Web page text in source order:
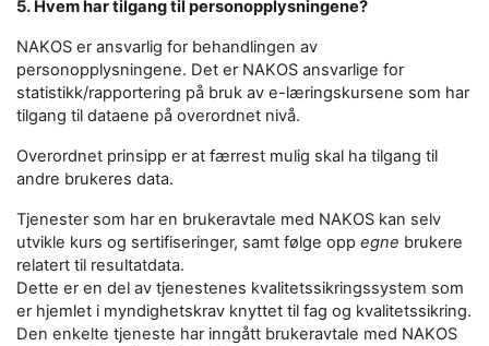
5. Hvem har tilgang til personopplysningene?
NAKOS er ansvarlig for behandlingen av
personopplysningene. Det er NAKOS ansvarlige for
statistikk/rapportering på bruk av e-læringskursene som har
tilgang til dataene på overordnet nivå.
Overordnet prinsipp er at færrest mulig skal ha tilgang til
andre brukeres data.
Tjenester som har en brukeravtale med NAKOS kan selv
utvikle kurs og sertifiseringer, samt følge opp egne brukere
relatert til resultatdata.
Dette er en del av tjenestenes kvalitetssikringssystem som
er hjemlet i myndighetskrav knyttet til fag og kvalitetssikring.
Den enkelte tjeneste har inngått brukeravtale med NAKOS